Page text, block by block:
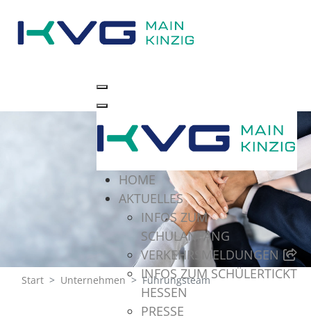
HOME
AKTUELLES
INFOS ZUM
SCHULANFANG
VERKEHRSMELDUNGEN
INFOS ZUM SCHÜLERTICKT
HESSEN
PRESSE
Start Unternehmen Führungsteam